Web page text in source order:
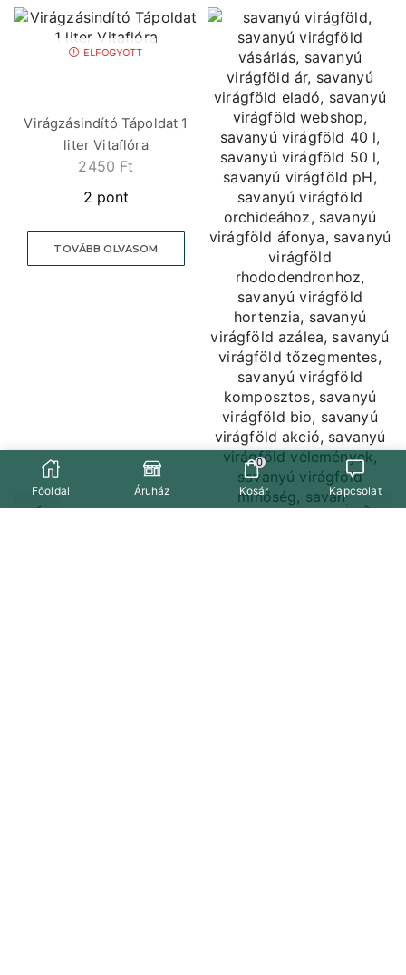
ELFOGYOTT
Virágzásindító Tápoldat 1
liter Vitaflóra
2450 Ft
2 pont
TOVÁBB OLVASOM
Főoldal Áruház
0
Kosár Kapcsolat